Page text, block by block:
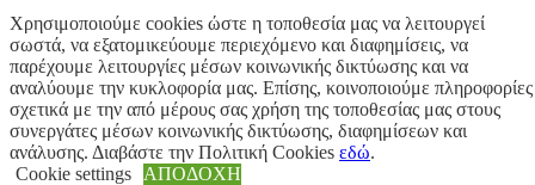
Χρησιμοποιούμε cookies ώστε η τοποθεσία μας να λειτουργεί
σωστά, να εξατομικεύουμε περιεχόμενο και διαφημίσεις, να
παρέχουμε λειτουργίες μέσων κοινωνικής δικτύωσης και να
αναλύουμε την κυκλοφορία μας. Επίσης, κοινοποιούμε πληροφορίες
σχετικά με την από μέρους σας χρήση της τοποθεσίας μας στους
συνεργάτες μέσων κοινωνικής δικτύωσης, διαφημίσεων και
ανάλυσης. Διαβάστε την Πολιτική Cookies εδώ.
Cookie settings
ΑΠΟΔΟΧΗ